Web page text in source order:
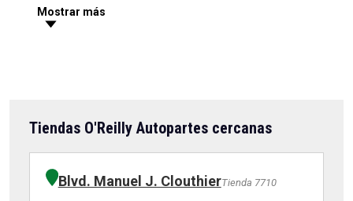
Mostrar más
Tiendas O'Reilly Autopartes cercanas
Blvd. Manuel J. ClouthierTienda 7710